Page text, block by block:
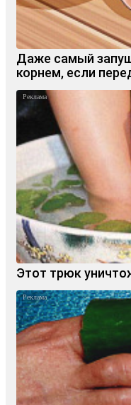
Даже самый
корнем, если
Этот трюк